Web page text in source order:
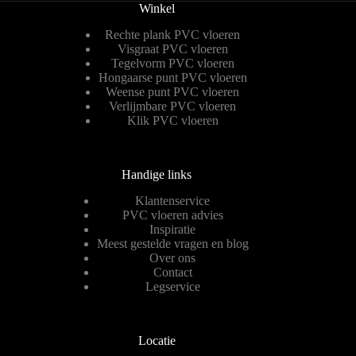
Winkel
Rechte plank PVC vloeren
Visgraat PVC vloeren
Tegelvorm PVC vloeren
Hongaarse punt PVC vloeren
Weense punt PVC vloeren
Verlijmbare PVC vloeren
Klik PVC vloeren
Handige links
Klantenservice
PVC vloeren advies
Inspiratie
Meest gestelde vragen en blog
Over ons
Contact
Legservice
Locatie